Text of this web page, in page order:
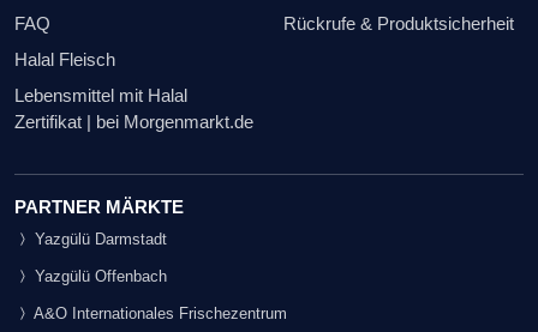
FAQ
Halal Fleisch
Lebensmittel mit Halal
Zertifikat | bei Morgenmarkt.de
Rückrufe & Produktsicherheit
PARTNER MÄRKTE
Yazgülü Darmstadt
Yazgülü Offenbach
A&O Internationales Frischezentrum